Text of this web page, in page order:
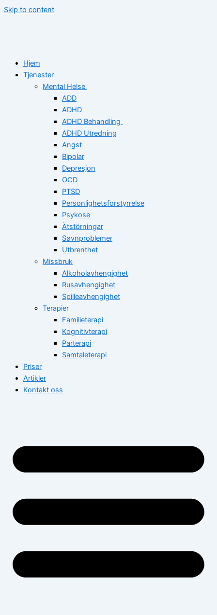
Skip to content
Hjem
Tjenester
Mental Helse
ADD
ADHD
ADHD Behandling
ADHD Utredning
Angst
Bipolar
Depresjon
OCD
PTSD
Personlighetsforstyrrelse
Psykose
Ätstörningar
Søvnproblemer
Utbrenthet
Missbruk
Alkoholavhengighet
Rusavhengighet
Spilleavhengighet
Terapier
Familieterapi
Kognitivterapi
Parterapi
Samtaleterapi
Priser
Artikler
Kontakt oss